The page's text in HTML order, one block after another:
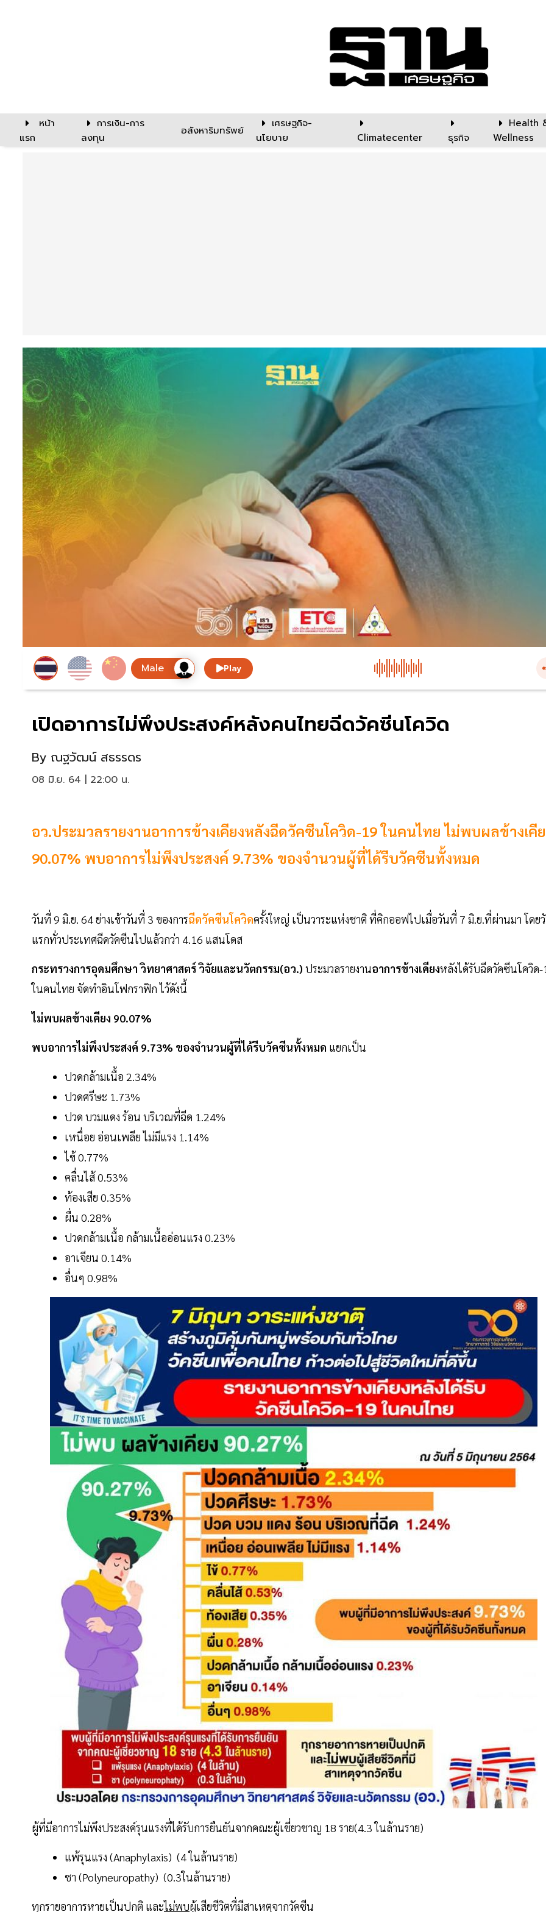
หน้า
แรก
การเงิน-การ
ลงทุน
อสังหาริมทรัพย์
เศรษฐกิจ-
นโยบาย
Climatecenter ธุรกิจ
Health
Wellness
Play
เปิดอาการไม่พึงประสงค์หลังคนไทยฉีดวัคซีนโควิด
By ณฐวัฒน์ สธรรดร
08 มิ.ย. 64 | 22:00 น.
อว.ประมวลรายงานอาการข้างเคียงหลังฉีดวัคซีนโควิด-19 ในคนไทย ไม่พบผลข้างเคี
90.07% พบอาการไม่พึงประสงค์ 9.73% ของจำนวนผู้ที่ได้รีบวัคซีนทั้งหมด
วันที่ 9 มิ.ย. 64 ย่างเข้าวันที่ 3 ของการฉีดวัคซีนโควิดครั้งใหญ่ เป็นวาระแห่งชาติ ที่คิกออฟไปเมื่อวันที่ 7 มิ.ย.ที่ผ่านมา โดย
แรกทั่วประเทศฉีดวัคซีนไปแล้วกว่า 4.16 แสนโดส
กระทรวงการอุดมศึกษา วิทยาศาสตร์ วิจัยและนวัตกรรม(อว.) ประมวลรายงานอาการข้างเคียงหลังได้รับฉีดวัคซีนโควิด-
ในคนไทย จัดทำอินโฟกราฟิก ไว้ดังนี้
ไม่พบผลข้างเคียง 90.07%
พบอาการไม่พึงประสงค์ 9.73% ของจำนวนผู้ที่ได้รีบวัคซีนทั้งหมด แยกเป็น
ปวดกล้ามเนื้อ 2.34%
ปวดศรีษะ 1.73%
ปวด บวมแดง ร้อน บริเวณที่ฉีด 1.24%
เหนื่อย อ่อนเพลีย ไม่มีแรง 1.14%
ไข้ 0.77%
คลื่นไส้ 0.53%
ท้องเสีย 0.35%
ผื่น 0.28%
ปวดกล้ามเนื้อ กล้ามเนื้ออ่อนแรง 0.23%
อาเจียน 0.14%
อื่นๆ 0.98%
ผู้ที่มีอาการไม่พึงประสงค์รุนแรงที่ได้รับการยืนยันจากคณะผู้เชี่ยวชาญ 18 ราย(4.3 ในล้านราย)
แพ้รุนแรง (Anaphylaxis) (4 ในล้านราย)
ชา (Polyneuropathy) (0.3ในล้านราย)
ทุกรายอาการหายเป็นปกติ และไม่พบผู้เสียชีวิตที่มีสาเหตุจากวัคซีน